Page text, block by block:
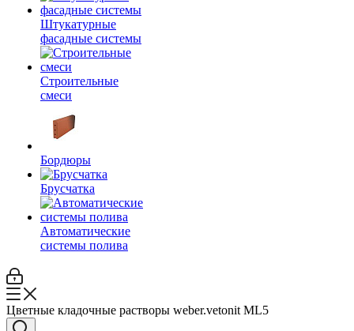
Штукатурные
фасадные системы
Строительные
смеси
Бордюры
Брусчатка
Автоматические
системы полива
Цветные кладочные растворы weber.vetonit ML5